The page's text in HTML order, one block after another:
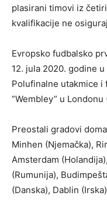
plasirani timovi iz
kvalifikacije ne
Evropsko fudbalsko
12. jula 2020. godine
Polufinalne utakmice i
”Wembley” u Londonu
Preostali gradovi
Minhen (Njemačka),
Amsterdam
(Rumunija),
(Danska), Dablin